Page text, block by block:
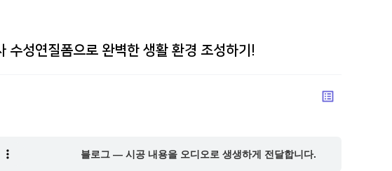
수성연질폼으로 완벽한 생활 환경 조성하기!
list_alt
블로그 — 시공 내용을 오디오로 생생하게 전달합니다.